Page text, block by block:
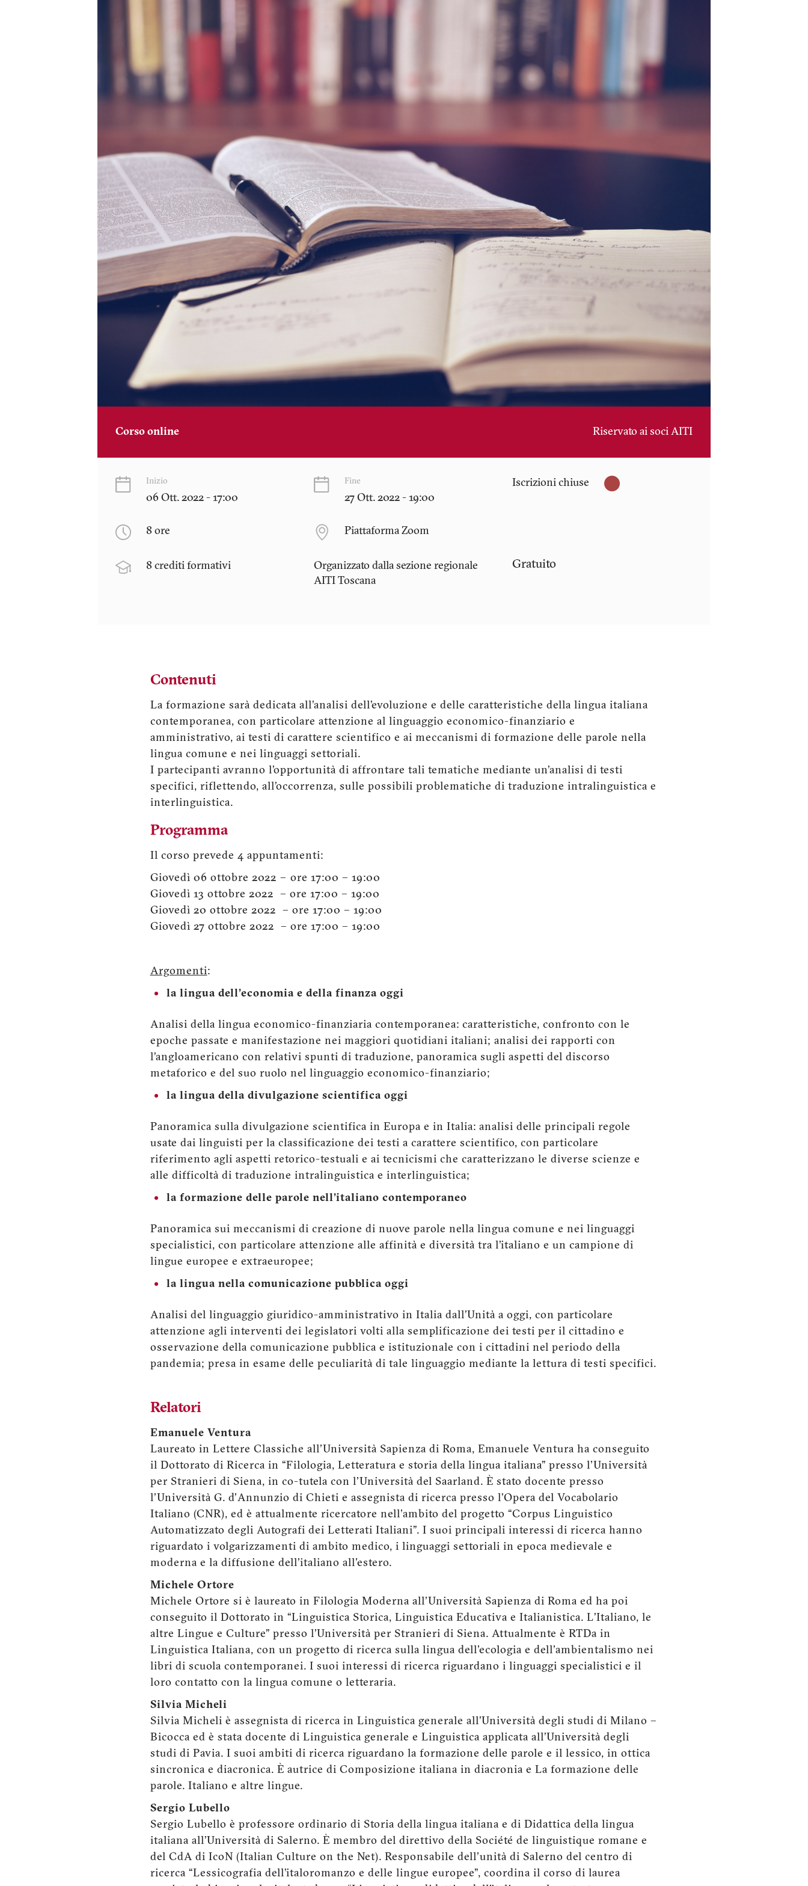
Corso online Riservato ai soci AITI
Inizio
06 Ott. 2022 - 17:00
Fine
27 Ott. 2022 - 19:00
Iscrizioni chiuse
8 ore Piattaforma Zoom
8 crediti formativi
Organizzato dalla sezione regionale
AITI Toscana
Gratuito
Contenuti
La formazione sarà dedicata all’analisi dell’evoluzione e delle caratteristiche della lingua italiana
contemporanea, con particolare attenzione al linguaggio economico-finanziario e
amministrativo, ai testi di carattere scientifico e ai meccanismi di formazione delle parole nella
lingua comune e nei linguaggi settoriali.
I partecipanti avranno l’opportunità di affrontare tali tematiche mediante un’analisi di testi
specifici, riflettendo, all’occorrenza, sulle possibili problematiche di traduzione intralinguistica e
interlinguistica.
Programma
Il corso prevede 4 appuntamenti:
Giovedì 06 ottobre 2022 – ore 17:00 – 19:00
Giovedì 13 ottobre 2022 – ore 17:00 – 19:00
Giovedì 20 ottobre 2022 – ore 17:00 – 19:00
Giovedì 27 ottobre 2022 – ore 17:00 – 19:00
Argomenti:
la lingua dell’economia e della finanza oggi
Analisi della lingua economico-finanziaria contemporanea: caratteristiche, confronto con le
epoche passate e manifestazione nei maggiori quotidiani italiani; analisi dei rapporti con
l’angloamericano con relativi spunti di traduzione, panoramica sugli aspetti del discorso
metaforico e del suo ruolo nel linguaggio economico-finanziario;
la lingua della divulgazione scientifica oggi
Panoramica sulla divulgazione scientifica in Europa e in Italia: analisi delle principali regole
usate dai linguisti per la classificazione dei testi a carattere scientifico, con particolare
riferimento agli aspetti retorico-testuali e ai tecnicismi che caratterizzano le diverse scienze e
alle difficoltà di traduzione intralinguistica e interlinguistica;
la formazione delle parole nell’italiano contemporaneo
Panoramica sui meccanismi di creazione di nuove parole nella lingua comune e nei linguaggi
specialistici, con particolare attenzione alle affinità e diversità tra l’italiano e un campione di
lingue europee e extraeuropee;
la lingua nella comunicazione pubblica oggi
Analisi del linguaggio giuridico-amministrativo in Italia dall’Unità a oggi, con particolare
attenzione agli interventi dei legislatori volti alla semplificazione dei testi per il cittadino e
osservazione della comunicazione pubblica e istituzionale con i cittadini nel periodo della
pandemia; presa in esame delle peculiarità di tale linguaggio mediante la lettura di testi specifici.
Relatori
Emanuele Ventura
Laureato in Lettere Classiche all'Università Sapienza di Roma, Emanuele Ventura ha conseguito
il Dottorato di Ricerca in “Filologia, Letteratura e storia della lingua italiana” presso l'Università
per Stranieri di Siena, in co-tutela con l'Università del Saarland. È stato docente presso
l'Università G. d'Annunzio di Chieti e assegnista di ricerca presso l’Opera del Vocabolario
Italiano (CNR), ed è attualmente ricercatore nell'ambito del progetto “Corpus Linguistico
Automatizzato degli Autografi dei Letterati Italiani”. I suoi principali interessi di ricerca hanno
riguardato i volgarizzamenti di ambito medico, i linguaggi settoriali in epoca medievale e
moderna e la diffusione dell'italiano all'estero.
Michele Ortore
Michele Ortore si è laureato in Filologia Moderna all'Università Sapienza di Roma ed ha poi
conseguito il Dottorato in “Linguistica Storica, Linguistica Educativa e Italianistica. L’Italiano, le
altre Lingue e Culture” presso l’Università per Stranieri di Siena. Attualmente è RTDa in
Linguistica Italiana, con un progetto di ricerca sulla lingua dell'ecologia e dell'ambientalismo nei
libri di scuola contemporanei. I suoi interessi di ricerca riguardano i linguaggi specialistici e il
loro contatto con la lingua comune o letteraria.
Silvia Micheli
Silvia Micheli è assegnista di ricerca in Linguistica generale all’Università degli studi di Milano –
Bicocca ed è stata docente di Linguistica generale e Linguistica applicata all’Università degli
studi di Pavia. I suoi ambiti di ricerca riguardano la formazione delle parole e il lessico, in ottica
sincronica e diacronica. È autrice di Composizione italiana in diacronia e La formazione delle
parole. Italiano e altre lingue.
Sergio Lubello
Sergio Lubello è professore ordinario di Storia della lingua italiana e di Didattica della lingua
italiana all’Università di Salerno. È membro del direttivo della Société de linguistique romane e
del CdA di IcoN (Italian Culture on the Net). Responsabile dell'unità di Salerno del centro di
ricerca “Lessicografia dell’italoromanzo e delle lingue europee”, coordina il corso di laurea